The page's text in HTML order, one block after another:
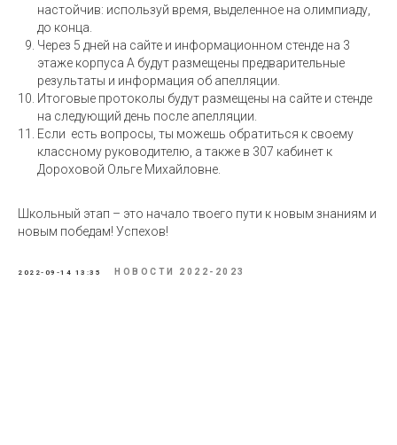
настойчив: используй время, выделенное на олимпиаду,
до конца.
Через 5 дней на сайте и информационном стенде на 3
этаже корпуса А будут размещены предварительные
результаты и информация об апелляции.
Итоговые протоколы будут размещены на сайте и стенде
на следующий день после апелляции.
Если есть вопросы, ты можешь обратиться к своему
классному руководителю, а также в 307 кабинет к
Дороховой Ольге Михайловне.
Школьный этап – это начало твоего пути к новым знаниям и
новым победам! Успехов!
2022-09-14 13:35 НОВОСТИ 2022-2023